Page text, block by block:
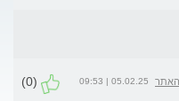
05.02.25 | 09:53
(0)